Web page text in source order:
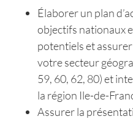
Élaborer un plan
objectifs nationaux
potentiels et
votre secteur
59, 60, 62, 80) et
la région Ile-de-
Assurer la